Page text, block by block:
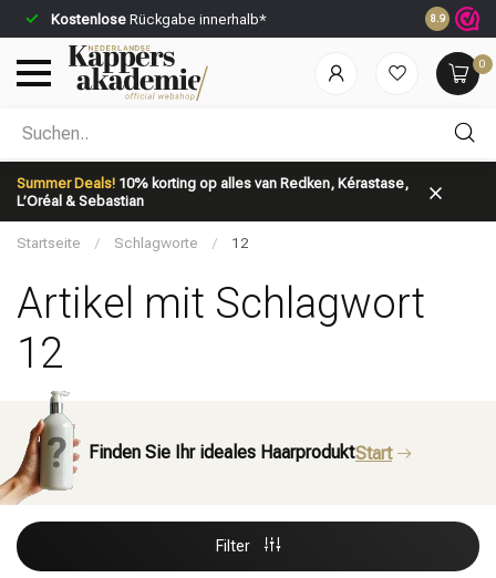
Kostenlose Rückgabe innerhalb* Vor 23:59
8.9
0
Summer Deals! 10% korting op alles van Redken, Kérastase,
L’Oréal & Sebastian
Nach welcher Kategorie suchst du?
Marken
Startseite / Schlagworte / 12
Artikel mit Schlagwort
12
Finden Sie Ihr ideales HaarproduktStart
Filter